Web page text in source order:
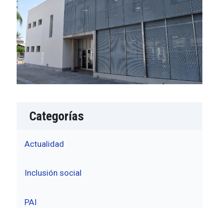
Categorías
Actualidad
Inclusión social
PAI